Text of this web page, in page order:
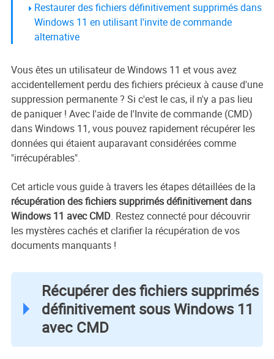
Restaurer des fichiers définitivement supprimés dans
Windows 11 en utilisant l'invite de commande
alternative
Vous êtes un utilisateur de Windows 11 et vous avez
accidentellement perdu des fichiers précieux à cause d'une
suppression permanente ? Si c'est le cas, il n'y a pas lieu
de paniquer ! Avec l'aide de l'Invite de commande (CMD)
dans Windows 11, vous pouvez rapidement récupérer les
données qui étaient auparavant considérées comme
"irrécupérables".
Cet article vous guide à travers les étapes détaillées de la
récupération des fichiers supprimés définitivement dans
Windows 11 avec CMD. Restez connecté pour découvrir
les mystères cachés et clarifier la récupération de vos
documents manquants !
Récupérer des fichiers supprimés
définitivement sous Windows 11
avec CMD